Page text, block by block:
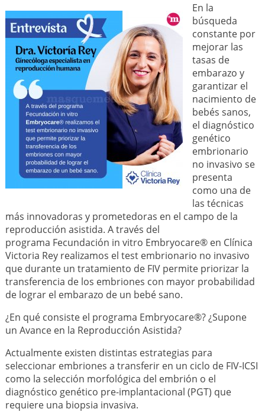
En la
búsqueda
constante por
mejorar las
tasas de
embarazo y
garantizar el
nacimiento de
bebés sanos,
el diagnóstico
genético
embrionario
no invasivo se
presenta
como una de
las técnicas
más innovadoras y prometedoras en el campo de la
reproducción asistida. A través del
programa Fecundación in vitro Embryocare® en Clínica
Victoria Rey realizamos el test embrionario no invasivo
que durante un tratamiento de FIV permite priorizar la
transferencia de los embriones con mayor probabilidad
de lograr el embarazo de un bebé sano.
¿En qué consiste el programa Embryocare®? ¿Supone
un Avance en la Reproducción Asistida?
Actualmente existen distintas estrategias para
seleccionar embriones a transferir en un ciclo de FIV-ICSI
como la selección morfológica del embrión o el
diagnóstico genético pre-implantacional (PGT) que
requiere una biopsia invasiva.